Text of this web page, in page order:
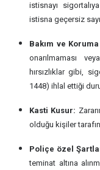
istisnayı
istisna geçersiz
Bakım ve
onarılmaması
hırsızlıklar gibi,
1448) ihlal ettiği
Kasti Kusur:
olduğu kişiler
Poliçe özel
teminat altına